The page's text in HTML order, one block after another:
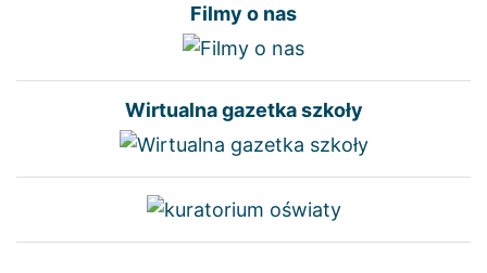
Filmy o nas
Wirtualna gazetka szkoły